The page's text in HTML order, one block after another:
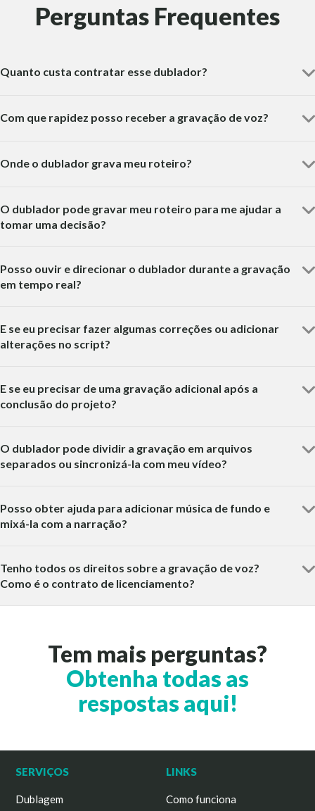
Perguntas Frequentes
Quanto custa contratar esse dublador?
Com que rapidez posso receber a gravação de voz?
Onde o dublador grava meu roteiro?
O dublador pode gravar meu roteiro para me ajudar a
tomar uma decisão?
Posso ouvir e direcionar o dublador durante a gravação
em tempo real?
E se eu precisar fazer algumas correções ou adicionar
alterações no script?
E se eu precisar de uma gravação adicional após a
conclusão do projeto?
O dublador pode dividir a gravação em arquivos
separados ou sincronizá-la com meu vídeo?
Posso obter ajuda para adicionar música de fundo e
mixá-la com a narração?
Tenho todos os direitos sobre a gravação de voz?
Como é o contrato de licenciamento?
Tem mais perguntas?
Obtenha todas as
respostas aqui!
SERVIÇOS
Dublagem
LINKS
Como funciona